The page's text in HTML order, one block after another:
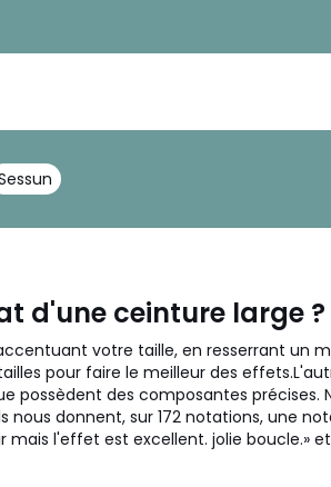
d'une ceinture large ?
votre taille, en resserrant
pour faire le meilleur des
possèdent des composantes
donnent, sur 172 notations, une
mais l'effet est excellent. jolie